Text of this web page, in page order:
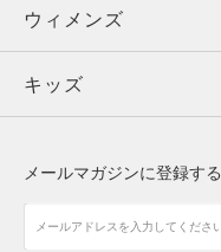
ウィメンズ
キッズ
アクセサリー
トップス
ボトムス
アクセサリー
ウィメンズ
トップス
シューズ
キッズ
メールマガジンに登録する